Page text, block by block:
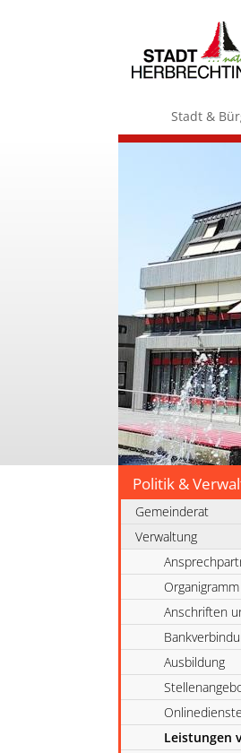
Stadt &
Politik &
Gemeinderat
Verwaltung
Organigramm
Anschriften
Ausbildung
Onlinedienste
Leistungen